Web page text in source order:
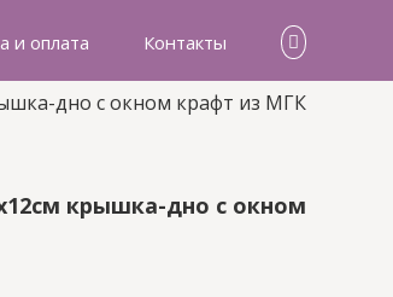
и оплата Контакты
дно с окном крафт из МГК
крышка-дно с окном